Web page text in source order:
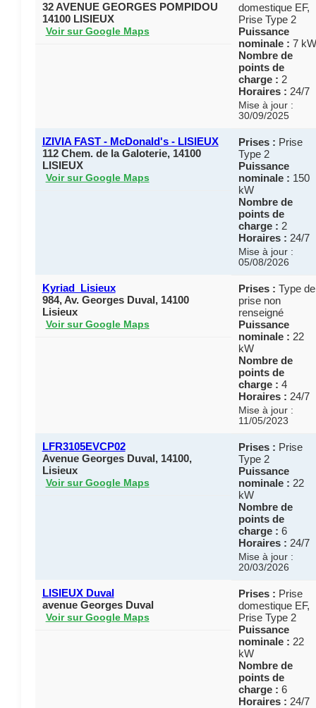
32 AVENUE GEORGES POMPIDOU
14100 LISIEUX
Voir sur Google Maps
domestique EF,
Prise Type 2
Puissance
nominale : 7 kW
Nombre de
points de
charge : 2
Horaires : 24/7
Mise à jour :
30/09/2025
IZIVIA FAST - McDonald's - LISIEUX
112 Chem. de la Galoterie, 14100
LISIEUX
Voir sur Google Maps
Prises : Prise
Type 2
Puissance
nominale : 150
kW
Nombre de
points de
charge : 2
Horaires : 24/7
Mise à jour :
05/08/2026
Kyriad_Lisieux
984, Av. Georges Duval, 14100
Lisieux
Voir sur Google Maps
Prises : Type de
prise non
renseigné
Puissance
nominale : 22
kW
Nombre de
points de
charge : 4
Horaires : 24/7
Mise à jour :
11/05/2023
LFR3105EVCP02
Avenue Georges Duval, 14100,
Lisieux
Voir sur Google Maps
Prises : Prise
Type 2
Puissance
nominale : 22
kW
Nombre de
points de
charge : 6
Horaires : 24/7
Mise à jour :
20/03/2026
LISIEUX Duval
avenue Georges Duval
Voir sur Google Maps
Prises : Prise
domestique EF,
Prise Type 2
Puissance
nominale : 22
kW
Nombre de
points de
charge : 6
Horaires : 24/7